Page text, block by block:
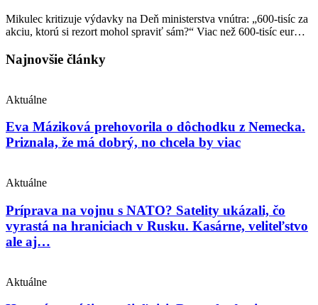
Mikulec kritizuje výdavky na Deň ministerstva vnútra: „600-tisíc za
akciu, ktorú si rezort mohol spraviť sám?“ Viac než 600-tisíc eur…
Najnovšie články
Aktuálne
Eva Máziková prehovorila o dôchodku z Nemecka.
Priznala, že má dobrý, no chcela by viac
Aktuálne
Príprava na vojnu s NATO? Satelity ukázali, čo
vyrastá na hraniciach v Rusku. Kasárne, veliteľstvo
ale aj…
Aktuálne